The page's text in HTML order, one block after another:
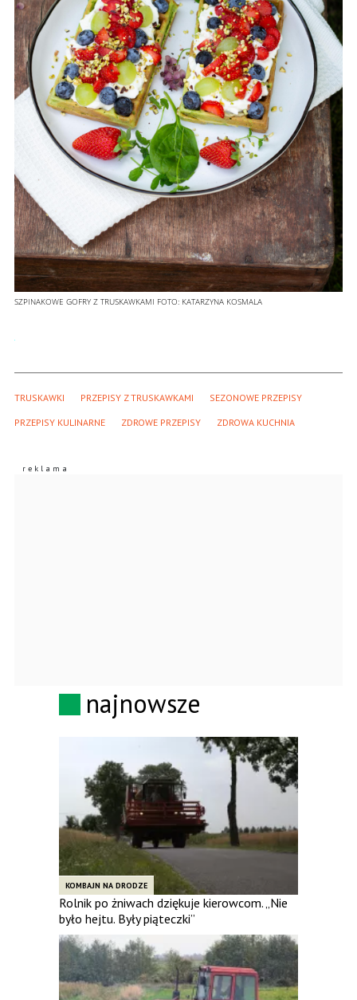
SZPINAKOWE GOFRY Z TRUSKAWKAMI FOTO: KATARZYNA KOSMALA
TRUSKAWKI PRZEPISY Z TRUSKAWKAMI SEZONOWE PRZEPISY
PRZEPISY KULINARNE ZDROWE PRZEPISY ZDROWA KUCHNIA
najnowsze
KOMBAJN NA DRODZE
Rolnik po żniwach dziękuje kierowcom. „Nie
było hejtu. Były piąteczki”